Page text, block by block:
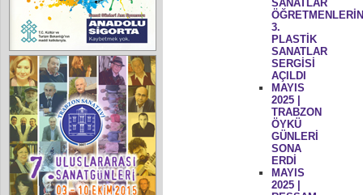
SANATLAR
3.
PLASTİK
SANATLAR
SERGİSİ
AÇILDI
MAYIS
2025 |
TRABZON
ÖYKÜ
GÜNLERİ
SONA
ERDİ
MAYIS
2025 |